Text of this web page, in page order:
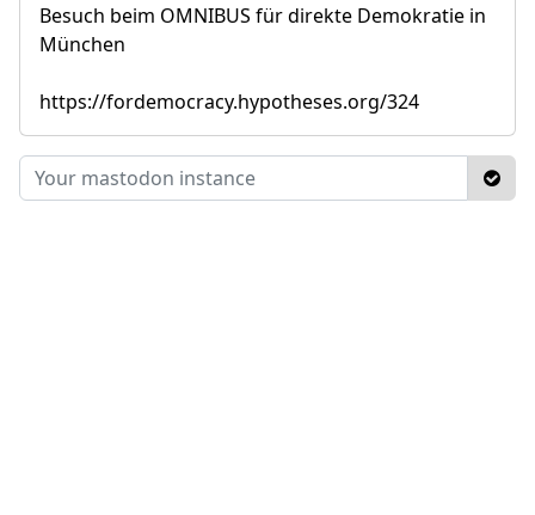
Besuch beim OMNIBUS für direkte Demokratie in
München
https://fordemocracy.hypotheses.org/324